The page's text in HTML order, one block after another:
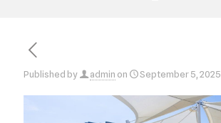
Published by admin on September 5, 2025